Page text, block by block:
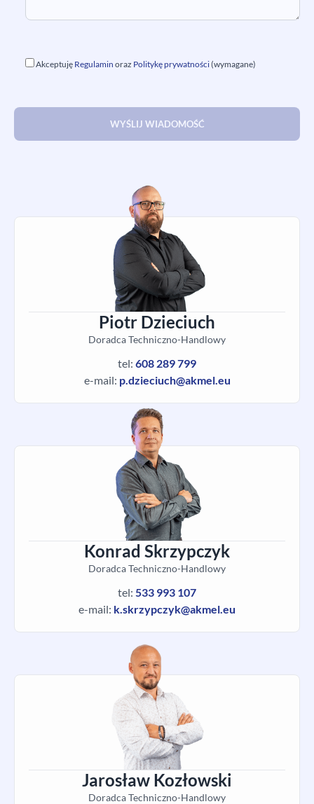
Piotr Dzieciuch
Doradca Techniczno-Handlowy
tel: 608 289 799
e-mail: p.dzieciuch@akmel.eu
Konrad Skrzypczyk
Doradca Techniczno-Handlowy
tel: 533 993 107
e-mail: k.skrzypczyk@akmel.eu
Jarosław Kozłowski
Doradca Techniczno-Handlowy
Akceptuję Regulamin oraz Politykę prywatności(wymagane)